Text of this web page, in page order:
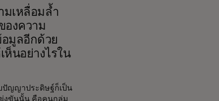
เหลื่อมล้ำ
องความ
มูลอีกด้วย
ห็นอย่างไรใน
ปัญญาประดิษฐ์ก็เป็น
ข่งขันนั้น คือคนกลุ่ม